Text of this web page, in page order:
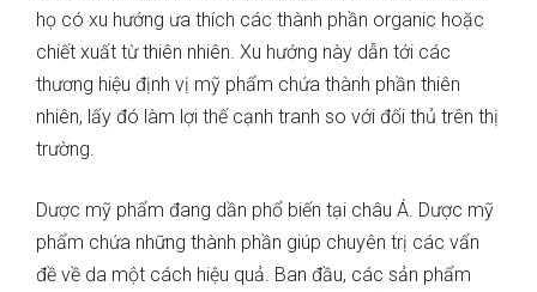
họ có xu hướng ưa thích các thành phần organic hoặc
chiết xuất từ thiên nhiên. Xu hướng này dẫn tới các
thương hiệu định vị mỹ phẩm chứa thành phần thiên
nhiên, lấy đó làm lợi thế cạnh tranh so với đối thủ trên thị
trường.
Dược mỹ phẩm đang dần phổ biến tại châu Á. Dược mỹ
phẩm chứa những thành phần giúp chuyên trị các vấn
đề về da một cách hiệu quả. Ban đầu, các sản phẩm